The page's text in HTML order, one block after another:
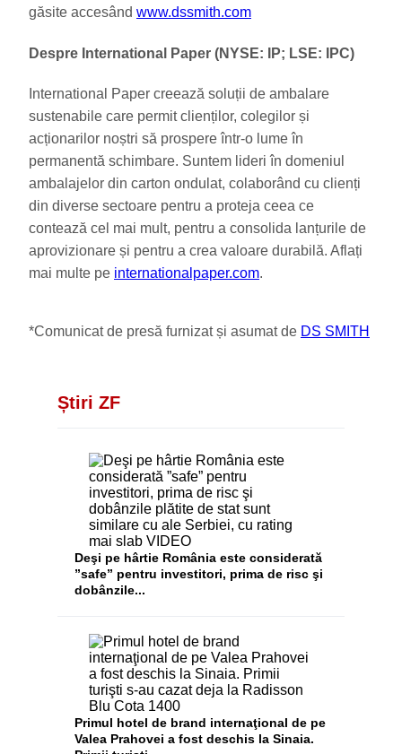
găsite accesând www.dssmith.com
Despre International Paper (NYSE: IP; LSE: IPC)
International Paper creează soluții de ambalare
sustenabile care permit clienților, colegilor și
acționarilor noștri să prospere într-o lume în
permanentă schimbare. Suntem lideri în domeniul
ambalajelor din carton ondulat, colaborând cu clienți
din diverse sectoare pentru a proteja ceea ce
contează cel mai mult, pentru a consolida lanțurile de
aprovizionare și pentru a crea valoare durabilă. Aflați
mai multe pe internationalpaper.com.
*Comunicat de presă furnizat și asumat de DS SMITH
Știri ZF
Deşi pe hârtie România este considerată
”safe” pentru investitori, prima de risc şi
dobânzile...
​Primul hotel de brand internaţional de pe
Valea Prahovei a fost deschis la Sinaia.